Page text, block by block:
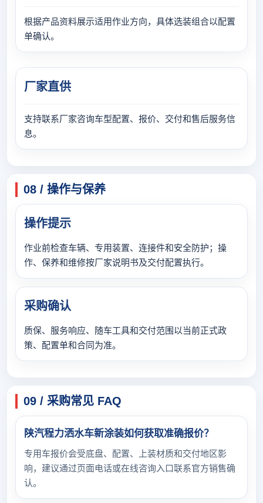
根据产品资料展示适用作业方向，具体选装组合以配置
单确认。
厂家直供
支持联系厂家咨询车型配置、报价、交付和售后服务信
息。
08 / 操作与保养
操作提示
作业前检查车辆、专用装置、连接件和安全防护；操
作、保养和维修按厂家说明书及交付配置执行。
采购确认
质保、服务响应、随车工具和交付范围以当前正式政
策、配置单和合同为准。
09 / 采购常见 FAQ
陕汽程力洒水车新涂装如何获取准确报价？
专用车报价会受底盘、配置、上装材质和交付地区影
响，建议通过页面电话或在线咨询入口联系官方销售确
认。